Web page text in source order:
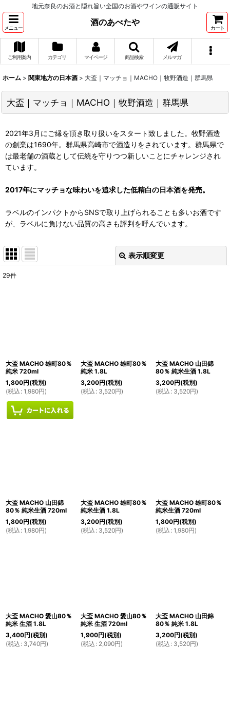
地元奈良のお酒と隠れ旨い全国のお酒やワインの通販サイト
メニュー
酒のあべたや
カート
ご利用案内 カテゴリ マイページ 商品検索 メルマガ
ホーム > 関東地方の日本酒 > 大盃｜マッチョ｜MACHO｜牧野酒造｜群馬県
大盃｜マッチョ｜MACHO｜牧野酒造｜群馬県
2021年3月にご縁を頂き取り扱いをスタート致しました。牧野酒造
の創業は1690年。群馬県高崎市で酒造りをされています。群馬県で
は最老舗の酒蔵として伝統を守りつつ新しいことにチャレンジされ
ています。
2017年にマッチョな味わいを追求した低精白の日本酒を発売。
ラベルのインパクトからSNSで取り上げられることも多いお酒です
が、ラベルに負けない品質の高さも評判を呼んでいます。
表示順変更
29件
大盃 MACHO 雄町80％
純米 720ml
1,800円(税別)
(税込 : 1,980円)
大盃 MACHO 雄町80％
純米 1.8L
3,200円(税別)
(税込 : 3,520円)
大盃 MACHO 山田錦
80％ 純米生酒 1.8L
3,200円(税別)
(税込 : 3,520円)
大盃 MACHO 山田錦
80％ 純米生酒 720ml
1,800円(税別)
(税込 : 1,980円)
大盃 MACHO 雄町80％
純米生酒 1.8L
3,200円(税別)
(税込 : 3,520円)
大盃 MACHO 雄町80％
純米生酒 720ml
1,800円(税別)
(税込 : 1,980円)
大盃 MACHO 愛山80％
純米 生酒 1.8L
3,400円(税別)
(税込 : 3,740円)
大盃 MACHO 愛山80％
純米 生酒 720ml
1,900円(税別)
(税込 : 2,090円)
大盃 MACHO 山田錦
80％ 純米 1.8L
3,200円(税別)
(税込 : 3,520円)